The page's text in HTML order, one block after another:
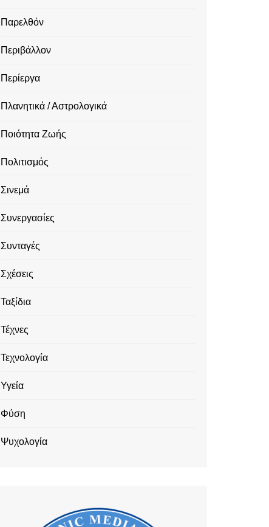
Παρελθόν
Περιβάλλον
Περίεργα
Πλανητικά / Αστρολογικά
Ποιότητα Ζωής
Πολιτισμός
Σινεμά
Συνεργασίες
Συνταγές
Σχέσεις
Ταξίδια
Τέχνες
Τεχνολογία
Υγεία
Φύση
Ψυχολογία